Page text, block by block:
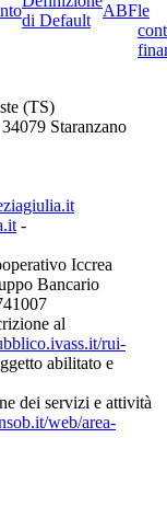
di Default
ABFle
(TS)
Staranzano
-
Iccrea
Bancario
al
rui-
abilitato e
dei servizi e attività
web/area-